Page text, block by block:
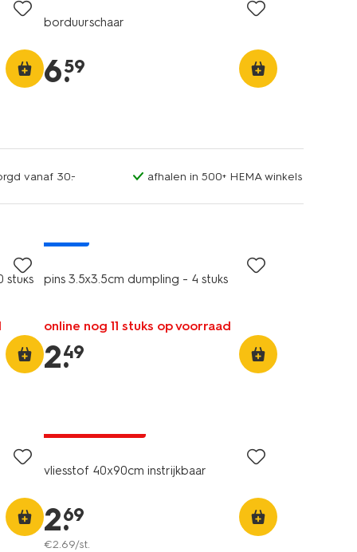
borduurschaar
6.
59
vanaf 30.- afhalen in 500+ HEMA winkels
stuks pins 3.5x3.5cm dumpling - 4 stuks
online nog 11 stuks op voorraad
2.
49
vliesstof 40x90cm instrijkbaar
2.
69
€2.69/st.